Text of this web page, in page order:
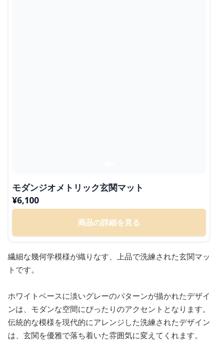
モダンジオメトリック玄関マット
¥6,100
商品の詳細を見る
繊細な幾何学模様が織りなす、上品で洗練された玄関マッ
トです。
ホワイトベースに淡いグレーのパターンが描かれたデザイ
ンは、モダンな空間にぴったりのアクセントとなります。
伝統的な模様を現代的にアレンジした洗練されたデザイン
は、玄関を優雅で落ち着いた雰囲気に変えてくれます。